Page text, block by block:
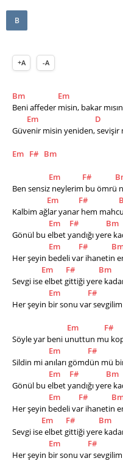
B
+A -A
Bm Em
Beni affeder misin, bakar
Em
D
Güvenir misin yeniden, sevişir
Em F# Bm
Em F#
Ben sensiz neylerim bu ömrü
Em
F#
Kalbim ağlar yanar hem
Em
F#
Bm
Gönül bu elbet yandığı yere
Em
F#
Her şeyin bedeli var ihanetin
Em
F#
Bm
Sevgi ise elbet gittiği
Em
F#
Her şeyin bir sonu var
Em F#
Söyle yar beni unuttun mu
Em
F#
Sildin mi anıları gömdün mü
Em
F#
Bm
Gönül bu elbet yandığı yere
Em
F#
Her şeyin bedeli var ihanetin
Em
F#
Bm
Sevgi ise elbet gittiği
Em
F#
Her şeyin bir sonu var